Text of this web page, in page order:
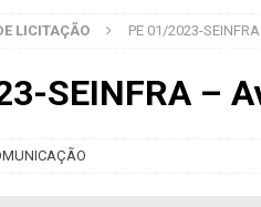
LICITAÇÃO PE 01/2023-
SEINFRA –